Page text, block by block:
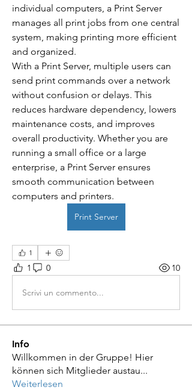
individual computers, a Print Server
manages all print jobs from one central
system, making printing more efficient
and organized.
With a Print Server, multiple users can
send print commands over a network
without confusion or delays. This
reduces hardware dependency, lowers
maintenance costs, and improves
overall productivity. Whether you are
running a small office or a large
enterprise, a Print Server ensures
smooth communication between
computers and printers.
Print Server
1
1 0 10
Scrivi un commento...
Info
Willkommen in der Gruppe! Hier
können sich Mitglieder austau...
Weiterlesen